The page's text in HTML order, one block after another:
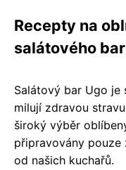
Recepty na
salátového
Salátový bar Ugo
milují zdravou
široký výběr
připravovány pouze
od našich kuchařů.